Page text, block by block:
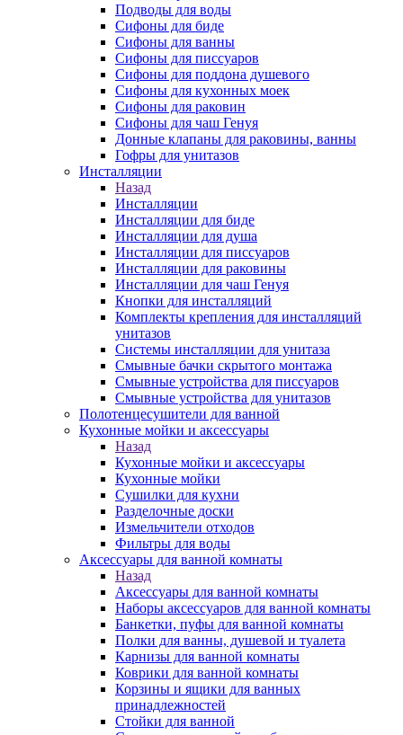
Подводы для воды
Сифоны для биде
Сифоны для ванны
Сифоны для писсуаров
Сифоны для поддона душевого
Сифоны для кухонных моек
Сифоны для раковин
Сифоны для чаш Генуя
Донные клапаны для раковины, ванны
Гофры для унитазов
Инсталляции
Назад
Инсталляции
Инсталляции для биде
Инсталляции для душа
Инсталляции для писсуаров
Инсталляции для раковины
Инсталляции для чаш Генуя
Кнопки для инсталляций
Комплекты крепления для инсталляций
унитазов
Системы инсталляции для унитаза
Смывные бачки скрытого монтажа
Смывные устройства для писсуаров
Смывные устройства для унитазов
Полотенцесушители для ванной
Кухонные мойки и аксессуары
Назад
Кухонные мойки и аксессуары
Кухонные мойки
Сушилки для кухни
Разделочные доски
Измельчители отходов
Фильтры для воды
Аксессуары для ванной комнаты
Назад
Аксессуары для ванной комнаты
Наборы аксессуаров для ванной комнаты
Банкетки, пуфы для ванной комнаты
Полки для ванны, душевой и туалета
Карнизы для ванной комнаты
Коврики для ванной комнаты
Корзины и ящики для ванных
принадлежностей
Стойки для ванной